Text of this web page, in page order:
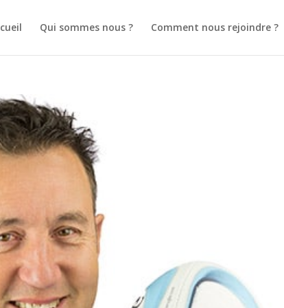
Qui sommes nous ? Comment nous rejoindre ?